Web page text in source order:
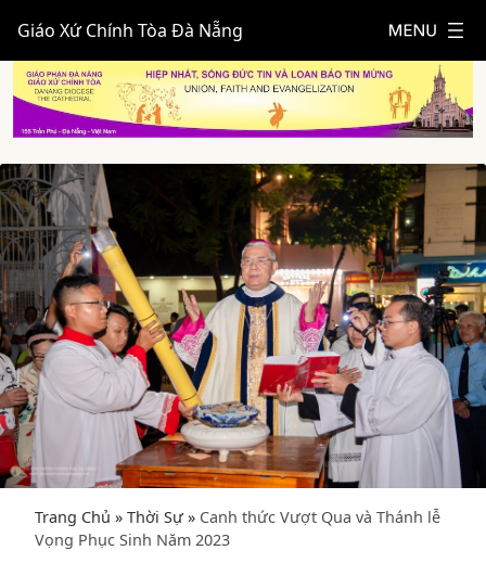
Giáo Xứ Chính Tòa Đà Nẵng
Trang Chủ » Thời Sự » Canh thức Vượt Qua và Thánh lễ
Vọng Phục Sinh Năm 2023